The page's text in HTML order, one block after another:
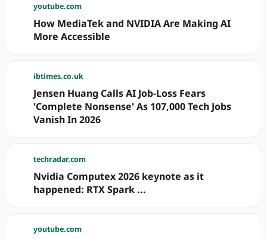
youtube.com
How MediaTek and NVIDIA Are Making AI
More Accessible
ibtimes.co.uk
Jensen Huang Calls AI Job-Loss Fears
'Complete Nonsense' As 107,000 Tech Jobs
Vanish In 2026
techradar.com
Nvidia Computex 2026 keynote as it
happened: RTX Spark ...
youtube.com